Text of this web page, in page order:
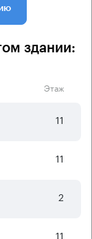
здании:
Этаж
11
11
2
11